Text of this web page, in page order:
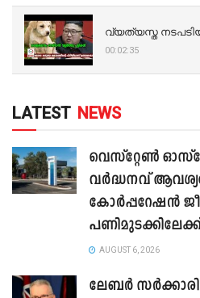
വ്യത്യസ്ത
00:02:35
LATEST NEWS
വെസ്റ്റേൺ
വർദ്ധനവ്
കോർപ്പറേഷൻ
പണിമുടക്കിലേക്ക്
AUGUST 6, 2026
ലേബർ